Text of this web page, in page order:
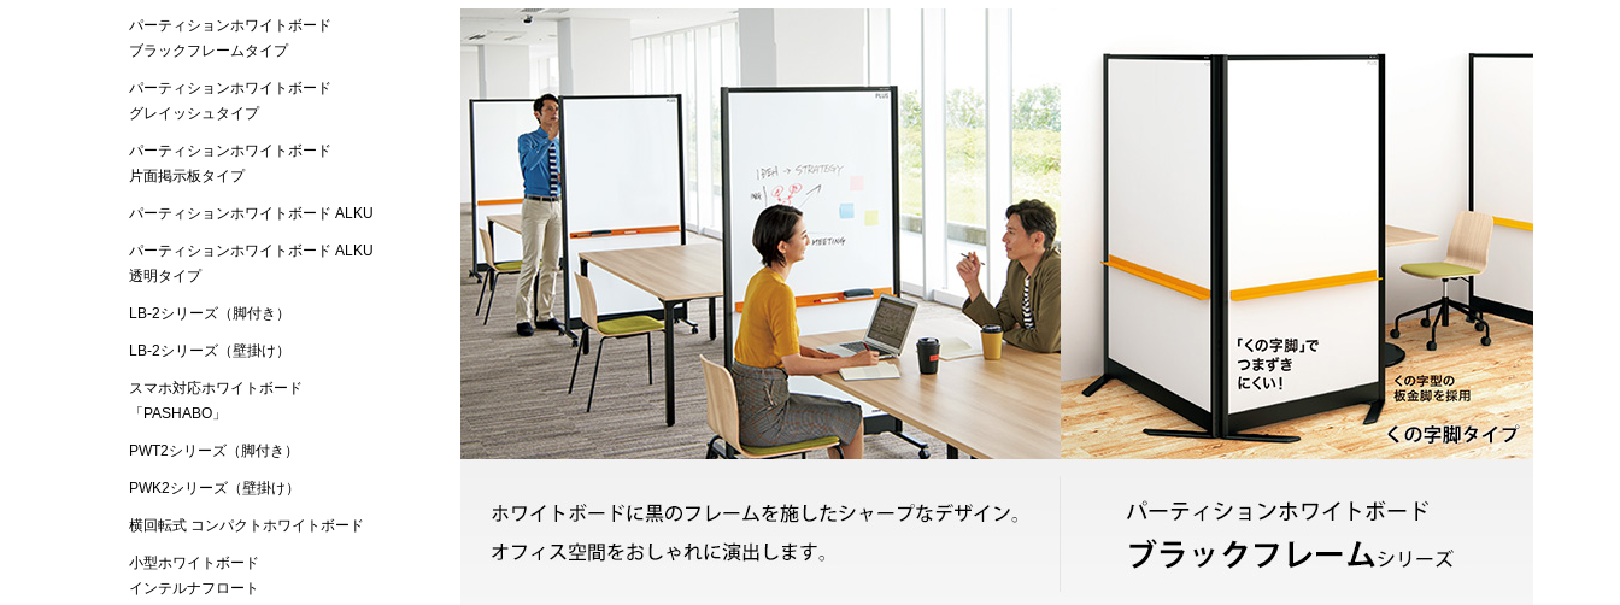
パーティションホワイトボード
ブラックフレームタイプ
パーティションホワイトボード
グレイッシュタイプ
パーティションホワイトボード
片面掲示板タイプ
パーティションホワイトボード ALKU
パーティションホワイトボード ALKU
透明タイプ
LB-2シリーズ（脚付き）
LB-2シリーズ（壁掛け）
スマホ対応ホワイトボード
「PASHABO」
PWT2シリーズ（脚付き）
PWK2シリーズ（壁掛け）
横回転式 コンパクトホワイトボード
小型ホワイトボード
インテルナフロート